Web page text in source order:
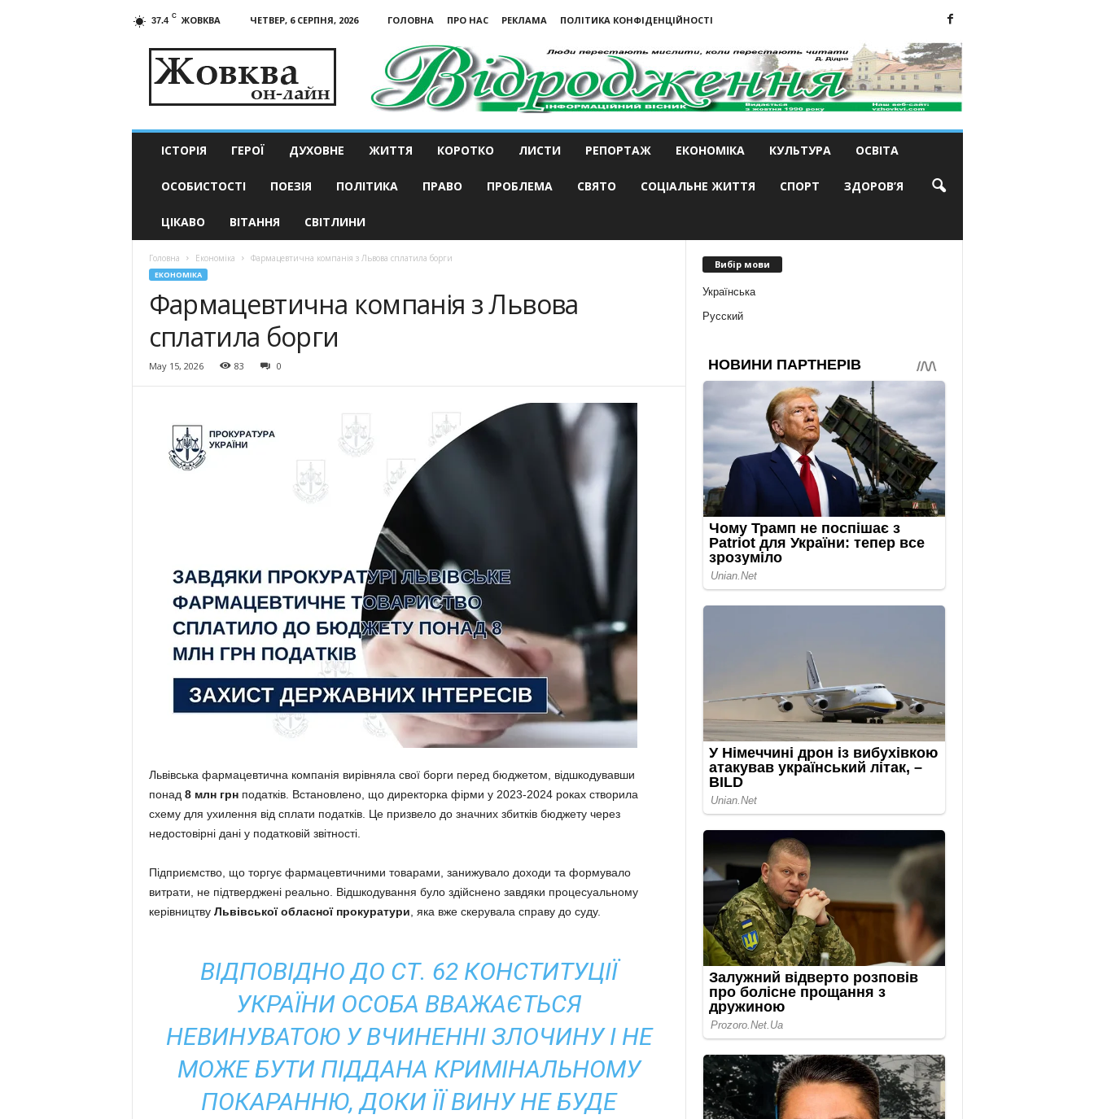
37.4 C ЖОВКВА ЧЕТВЕР, 6 СЕРПНЯ, 2026 ГОЛОВНА ПРО НАС РЕКЛАМА
ПОЛІТИКА КОНФІДЕНЦІЙНОСТІ
актуальні
ІСТОРІЯ ГЕРОЇ ДУХОВНЕ ЖИТТЯ КОРОТКО ЛИСТИ РЕПОРТАЖ ЕКОНОМІКА КУЛЬТУРА ОСВІТА
ОСОБИСТОСТІ ПОЕЗІЯ ПОЛІТИКА ПРАВО ПРОБЛЕМА СВЯТО СОЦІАЛЬНЕ ЖИТТЯ СПОРТ ЗДОРОВ’Я
ЦІКАВО ВІТАННЯ СВІТЛИНИ
Головна Економіка Фармацевтична компанія з Львова сплатила борги
ЕКОНОМІКА
Фармацевтична компанія з Львова
сплатила борги
May 15, 2026 83 0
Львівська фармацевтична компанія вирівняла свої борги перед бюджетом, відшкодувавши
понад 8 млн грнподатків. Встановлено, що директорка фірми у 2023-2024 роках створила
схему для ухилення від сплати податків. Це призвело до значних збитків бюджету через
недостовірні дані у податковій звітності.
Підприємство, що торгує фармацевтичними товарами, занижувало доходи та формувало
витрати, не підтверджені реально. Відшкодування було здійснено завдяки процесуальному
керівництву Львівської обласної прокуратури , яка вже скерувала справу до суду.
ВІДПОВІДНО ДО СТ. 62 КОНСТИТУЦІЇ
УКРАЇНИ ОСОБА ВВАЖАЄТЬСЯ
НЕВИНУВАТОЮ У ВЧИНЕННІ ЗЛОЧИНУ І НЕ
МОЖЕ БУТИ ПІДДАНА КРИМІНАЛЬНОМУ
ПОКАРАННЮ, ДОКИ ЇЇ ВИНУ НЕ БУДЕ
Вибір мови
Українська
Русский